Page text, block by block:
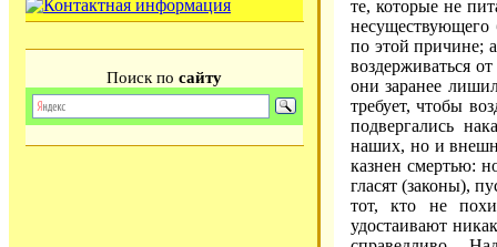
Поиск по сайту
те, которые не
по этой причине;
воздерживаться
они заранее
требует, чтобы
подвергались
наших, но и
казнен смертью:
гласят (законы),
тот, кто не
удостаивают